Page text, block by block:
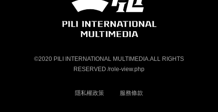
©2020 PILI INTERNATIONAL MULTIMEDIA.ALL RIGHTS
RESERVED /role-view.php
隱私權政策 服務條款